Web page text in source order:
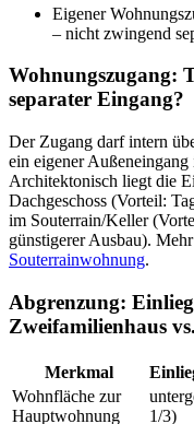
Eigener
– nicht zwingend
Wohnungszugang:
separater Eingang?
Der Zugang darf intern
ein eigener
Architektonisch liegt die
Dachgeschoss (Vorteil:
im Souterrain/Keller
günstigerer Ausbau).
Souterrainwohnung.
Abgrenzung:
Zweifamilienhaus
Merkmal
Wohnfläche zur
Hauptwohnung
1/3)